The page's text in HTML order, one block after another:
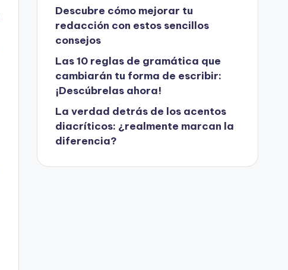
Descubre cómo mejorar tu
redacción con estos sencillos
consejos
Las 10 reglas de gramática que
cambiarán tu forma de escribir:
¡Descúbrelas ahora!
La verdad detrás de los acentos
diacríticos: ¿realmente marcan la
diferencia?